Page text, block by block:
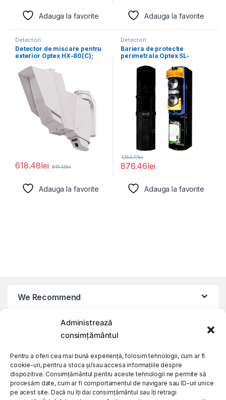
Administrează
consimțământul
Pentru a oferi cea mai bună experiență, folosim tehnologii, cum ar fi
cookie-uri, pentru a stoca și/sau accesa informațiile despre
dispozitive. Consimțământul pentru aceste tehnologii ne permite să
procesăm date, cum ar fi comportamentul de navigare sau ID-uri unice
pe acest site. Dacă nu îți dai consimțământul sau îți retragi
Adauga la favorite Adauga la favorite
Detectori
Detector de miscare pentru
exterior Optex HX-80(C);
618.48lei 815.12lei
Adauga la favorite
Detectori
Bariera de protectie
perimetrala Optex SL-
876.46lei
1,153.77lei
Adauga la favorite
We Recommend
My Account
Customer Care
About Us